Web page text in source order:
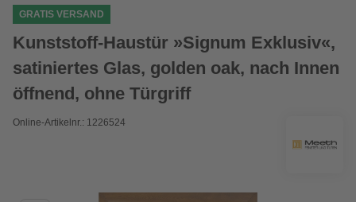
GRATIS VERSAND
Kunststoff-Haustür »Signum Exklusiv«,
satiniertes Glas, golden oak, nach Innen
öffnend, ohne Türgriff
Online-Artikelnr.: 1226524